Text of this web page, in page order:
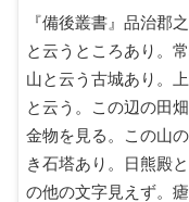
『備後叢書』品治郡
と云うところあり。
山と云う古城あり。
と云う。この辺の田
金物を見る。この山
き石塔あり。日熊殿
の他の文字見えず。